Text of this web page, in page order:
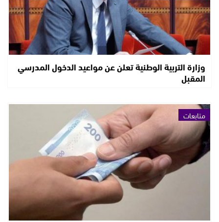
وزارة التربية الوطنية تعلن عن مواعيد الدخول المدرسي
المقبل
متابعات